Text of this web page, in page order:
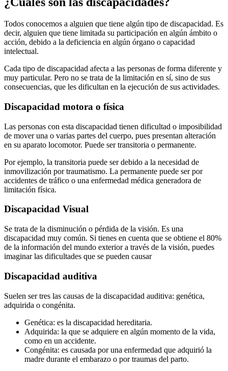
Todos conocemos a alguien que tiene algún tipo de discapacidad. Es
decir, alguien que tiene limitada su participación en algún ámbito o
acción, debido a la deficiencia en algún órgano o capacidad
intelectual.
Cada tipo de discapacidad afecta a las personas de forma diferente y
muy particular. Pero no se trata de la limitación en sí, sino de sus
consecuencias, que les dificultan en la ejecución de sus actividades.
Discapacidad motora o física
Las personas con esta discapacidad tienen dificultad o imposibilidad
de mover una o varias partes del cuerpo, pues presentan alteración
en su aparato locomotor. Puede ser transitoria o permanente.
Por ejemplo, la transitoria puede ser debido a la necesidad de
inmovilización por traumatismo. La permanente puede ser por
accidentes de tráfico o una enfermedad médica generadora de
limitación física.
Discapacidad Visual
Se trata de la disminución o pérdida de la visión. Es una
discapacidad muy común. Si tienes en cuenta que se obtiene el 80%
de la información del mundo exterior a través de la visión, puedes
imaginar las dificultades que se pueden causar
Discapacidad auditiva
Suelen ser tres las causas de la discapacidad auditiva: genética,
adquirida o congénita.
Genética: es la discapacidad hereditaria.
Adquirida: la que se adquiere en algún momento de la vida,
como en un accidente.
Congénita: es causada por una enfermedad que adquirió la
madre durante el embarazo o por traumas del parto.